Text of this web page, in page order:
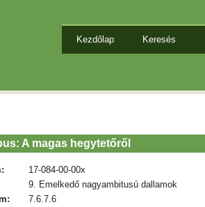
Kezdőlap Keresés
A magas hegytetőről
17-084-00-00x
9. Emelkedő nagyambitusú dallamok
7.6.7.6